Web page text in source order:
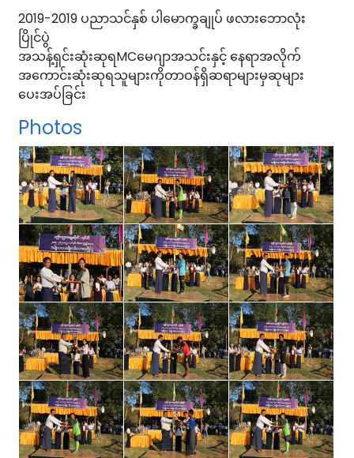
2019-2019 ပညာသင်နှစ် ပါမောက္ခချုပ် ဖလားဘောလုံး
ပြိုင်ပွဲ
အသန့်ရှင်းဆုံးဆုရMCမေဂျာအသင်းနှင့် နေရာအလိုက်
အကောင်းဆုံးဆုရသူများကိုတာဝန်ရှိဆရာများမှဆုများ
ပေးအပ်ခြင်း
Photos